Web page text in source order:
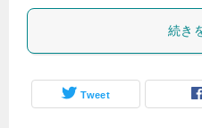
続き
Tweet